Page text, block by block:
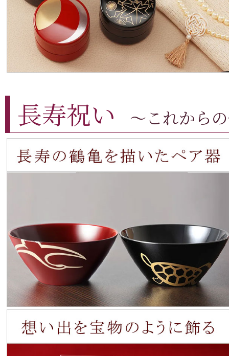
長寿祝い ～これから